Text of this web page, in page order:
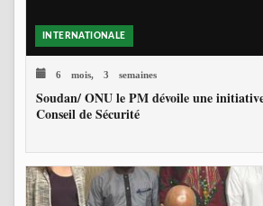
INTERNATIONALE
6 mois, 3 semaines
Soudan/ ONU le PM dévoile une
Conseil de Sécurité